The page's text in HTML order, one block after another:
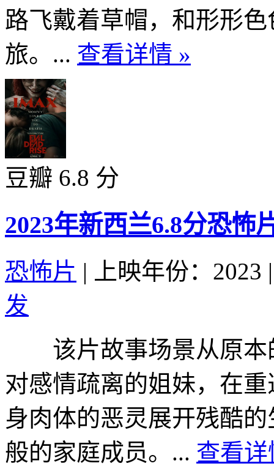
路飞戴着草帽，和形形
旅。... 查看详情 »
豆瓣 6.8 分
2023年新西兰6.8分恐怖
恐怖片 | 上映年份：2023 |
发
该片故事场景从原本
对感情疏离的姐妹，在
身肉体的恶灵展开残酷
般的家庭成员。... 查看详